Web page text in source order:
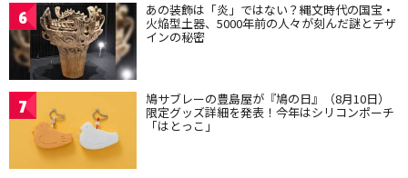
6 あの装飾は「炎」ではない？縄文時代の国宝・
火焔型土器、5000年前の人々が刻んだ謎とデザ
インの秘密
7 鳩サブレーの豊島屋が『鳩の日』（8月10日）
限定グッズ詳細を発表！今年はシリコンポーチ
「はとっこ」